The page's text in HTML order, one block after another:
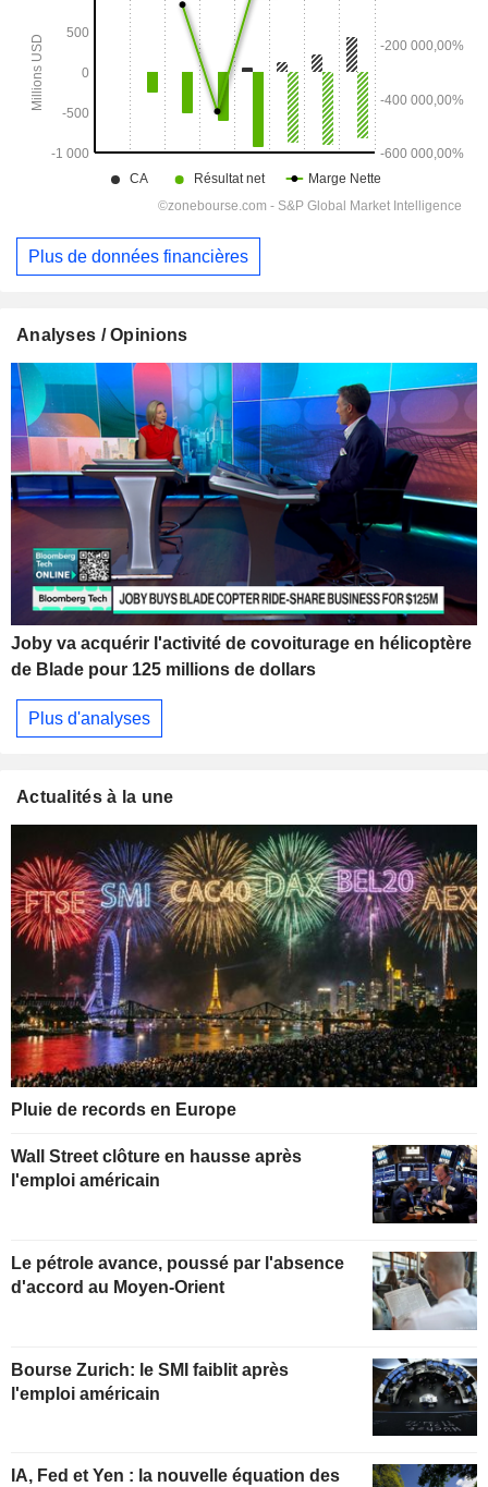
Plus de données financières
Analyses / Opinions
Joby va acquérir l'activité de covoiturage en hélicoptère
de Blade pour 125 millions de dollars
Plus d'analyses
Actualités à la une
Pluie de records en Europe
Wall Street clôture en hausse après
l'emploi américain
Le pétrole avance, poussé par l'absence
d'accord au Moyen-Orient
Bourse Zurich: le SMI faiblit après
l'emploi américain
IA, Fed et Yen : la nouvelle équation des